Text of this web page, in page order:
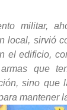
militar,
local, sirvió
el edificio,
armas que
sino que
mantener